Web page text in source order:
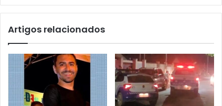
Artigos relacionados